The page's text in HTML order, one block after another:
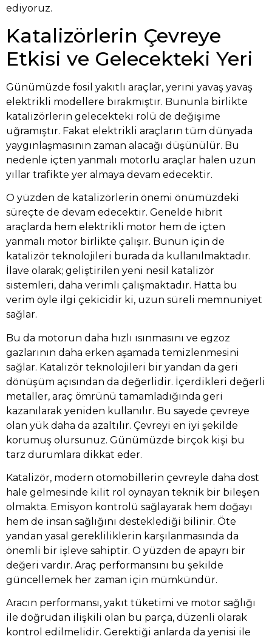
ediyoruz.
Katalizörlerin Çevreye
Etkisi ve Gelecekteki Yeri
Günümüzde fosil yakıtlı araçlar, yerini yavaş yavaş
elektrikli modellere bırakmıştır. Bununla birlikte
katalizörlerin gelecekteki rolü de değişime
uğramıştır. Fakat elektrikli araçların tüm dünyada
yaygınlaşmasının zaman alacağı düşünülür. Bu
nedenle içten yanmalı motorlu araçlar halen uzun
yıllar trafikte yer almaya devam edecektir.
O yüzden de katalizörlerin önemi önümüzdeki
süreçte de devam edecektir. Genelde hibrit
araçlarda hem elektrikli motor hem de içten
yanmalı motor birlikte çalışır. Bunun için de
katalizör teknolojileri burada da kullanılmaktadır.
İlave olarak; geliştirilen yeni nesil katalizör
sistemleri, daha verimli çalışmaktadır. Hatta bu
verim öyle ilgi çekicidir ki, uzun süreli memnuniyet
sağlar.
Bu da motorun daha hızlı ısınmasını ve egzoz
gazlarının daha erken aşamada temizlenmesini
sağlar. Katalizör teknolojileri bir yandan da geri
dönüşüm açısından da değerlidir. İçerdikleri değerli
metaller, araç ömrünü tamamladığında geri
kazanılarak yeniden kullanılır. Bu sayede çevreye
olan yük daha da azaltılır. Çevreyi en iyi şekilde
korumuş olursunuz. Günümüzde birçok kişi bu
tarz durumlara dikkat eder.
Katalizör, modern otomobillerin çevreyle daha dost
hale gelmesinde kilit rol oynayan teknik bir bileşen
olmakta. Emisyon kontrolü sağlayarak hem doğayı
hem de insan sağlığını desteklediği bilinir. Öte
yandan yasal gerekliliklerin karşılanmasında da
önemli bir işleve sahiptir. O yüzden de apayrı bir
değeri vardır. Araç performansını bu şekilde
güncellemek her zaman için mümkündür.
Aracın performansı, yakıt tüketimi ve motor sağlığı
ile doğrudan ilişkili olan bu parça, düzenli olarak
kontrol edilmelidir. Gerektiği anlarda da yenisi ile